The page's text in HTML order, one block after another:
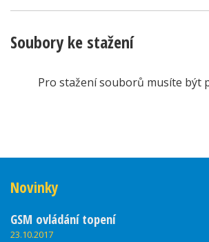
Soubory ke stažení
Pro stažení souborů musíte být
Novinky
GSM ovládání topení
23.10.2017